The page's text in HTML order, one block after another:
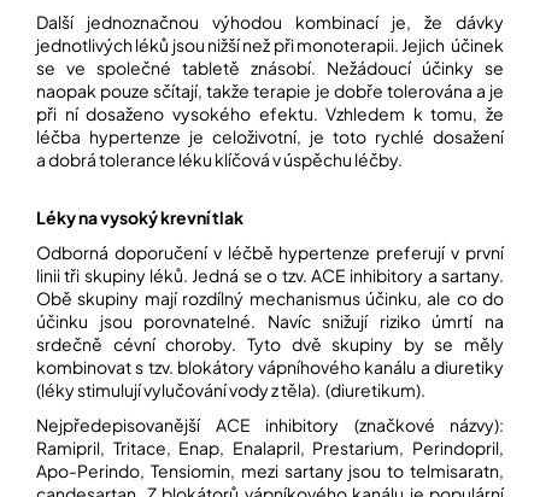
Další jednoznačnou výhodou kombinací je, že dávky
jednotlivých léků jsou nižší než při monoterapii. Jejich účinek
se ve společné tabletě znásobí. Nežádoucí účinky se
naopak pouze sčítají, takže terapie je dobře tolerována a je
při ní dosaženo vysokého efektu. Vzhledem k tomu, že
léčba hypertenze je celoživotní, je toto rychlé dosažení
a dobrá tolerance léku klíčová v úspěchu léčby.
Léky na vysoký krevní tlak
Odborná doporučení v léčbě hypertenze preferují v první
linii tři skupiny léků. Jedná se o tzv. ACE inhibitory a sartany.
Obě skupiny mají rozdílný mechanismus účinku, ale co do
účinku jsou porovnatelné. Navíc snižují riziko úmrtí na
srdečně cévní choroby. Tyto dvě skupiny by se měly
kombinovat s tzv. blokátory vápníhového kanálu a diuretiky
(léky stimulují vylučování vody z těla). (diuretikum).
Nejpředepisovanější ACE inhibitory (značkové názvy):
Ramipril, Tritace, Enap, Enalapril, Prestarium, Perindopril,
Apo-Perindo, Tensiomin, mezi sartany jsou to telmisaratn,